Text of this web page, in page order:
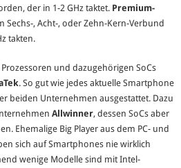
der in 1-2 GHz taktet. Premium-
Sechs-, Acht-, oder Zehn-Kern-Verbund
takten.
und dazugehörigen SoCs
. So gut wie jedes aktuelle Smartphone
beiden Unternehmen ausgestattet. Dazu
Allwinner, dessen SoCs aber
Ehemalige Big Player aus dem PC- und
sich auf Smartphones nie wirklich
wenige Modelle sind mit Intel-